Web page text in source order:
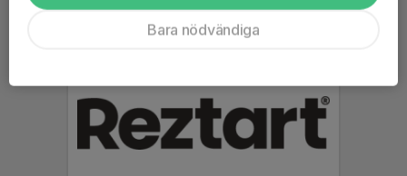
Bara nödvändiga